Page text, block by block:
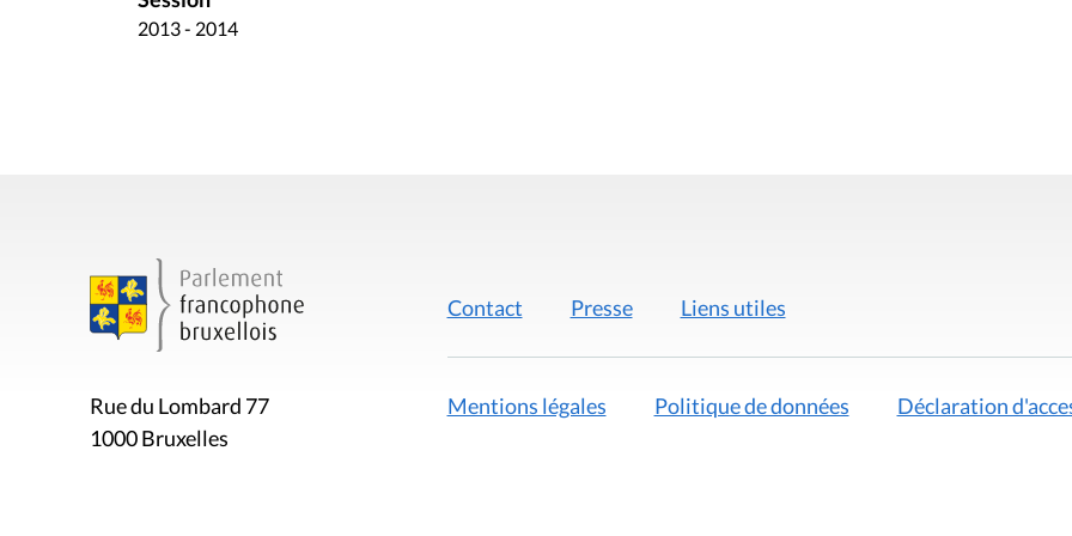
2013 - 2014
Rue du Lombard 77
1000 Bruxelles
Contact Presse Liens utiles
Mentions légales Politique de données Déclaration